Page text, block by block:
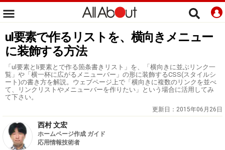
ul要素で作るリストを、横向きメニュー
に装飾する方法
「ul要素とli要素とで作る箇条書きリスト」を、「横向きに並ぶリンク一
覧」や「横一杯に広がるメニューバー」の形に装飾するCSS(スタイルシ
ート)の書き方を解説。ウェブページ上で「横向きに複数のリンクを並べ
て、リンクリストやメニューバーを作りたい」という場合に活用してみ
て下さい。
更新日： 2015年06月26日
西村 文宏
ホームページ作成 ガイド
応用情報技術者